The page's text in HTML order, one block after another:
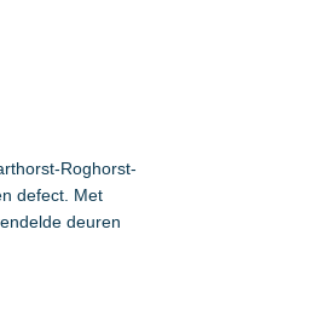
Roghorst-
defect. Met
deuren